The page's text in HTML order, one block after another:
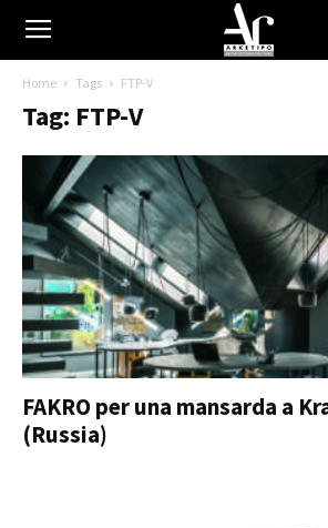
Home Tags FTP-V
Tag: FTP-V
FAKRO per una mansarda a
(Russia)